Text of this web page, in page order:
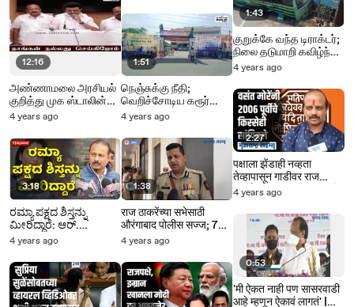
12:16
அண்ணாமலை அரசியல்
குறித்து முக ஸ்டாலின்
பேச்சு!
4 years ago
3:18
ರಮ್ಯಾ ಪಕ್ಷದ ಶಿಸ್ತನ್ನು
ಮೀರಿದ್ದಾರೆ: ಆರ್.
ಧ್ರುವನಾರಾಯಣ್ ಕಿಡಿ!
4 years ago
1:51
நெஞ்சுக்கு நீதி;
வெறிச்சோடிய கரூர்
திரையரங்குகள்!
4 years ago
1:38
राज ठाकरेंच्या सभेसाठी
औरंगाबाद पोलीस सज्ज; 750
सीसीटीव्ही कॅमेऱ्यांची व्यवस्था
4 years ago
1:43
குறுக்கே வந்த டிராக்டர்;
நிலை தடுமாறி கவிழ்ந்த
அரசு பேருந்து; பயணிகள்
4 years ago
2:27
पक्षाला झेंडाही नव्हता
तेव्हापासून गाडीवर राज
समर्थक नाव टाकून फिरायचो |
4 years ago
0:53
'मी ऐकत नाही पण सासरवाडी
आहे म्हणून ऐकावं लागतं' |